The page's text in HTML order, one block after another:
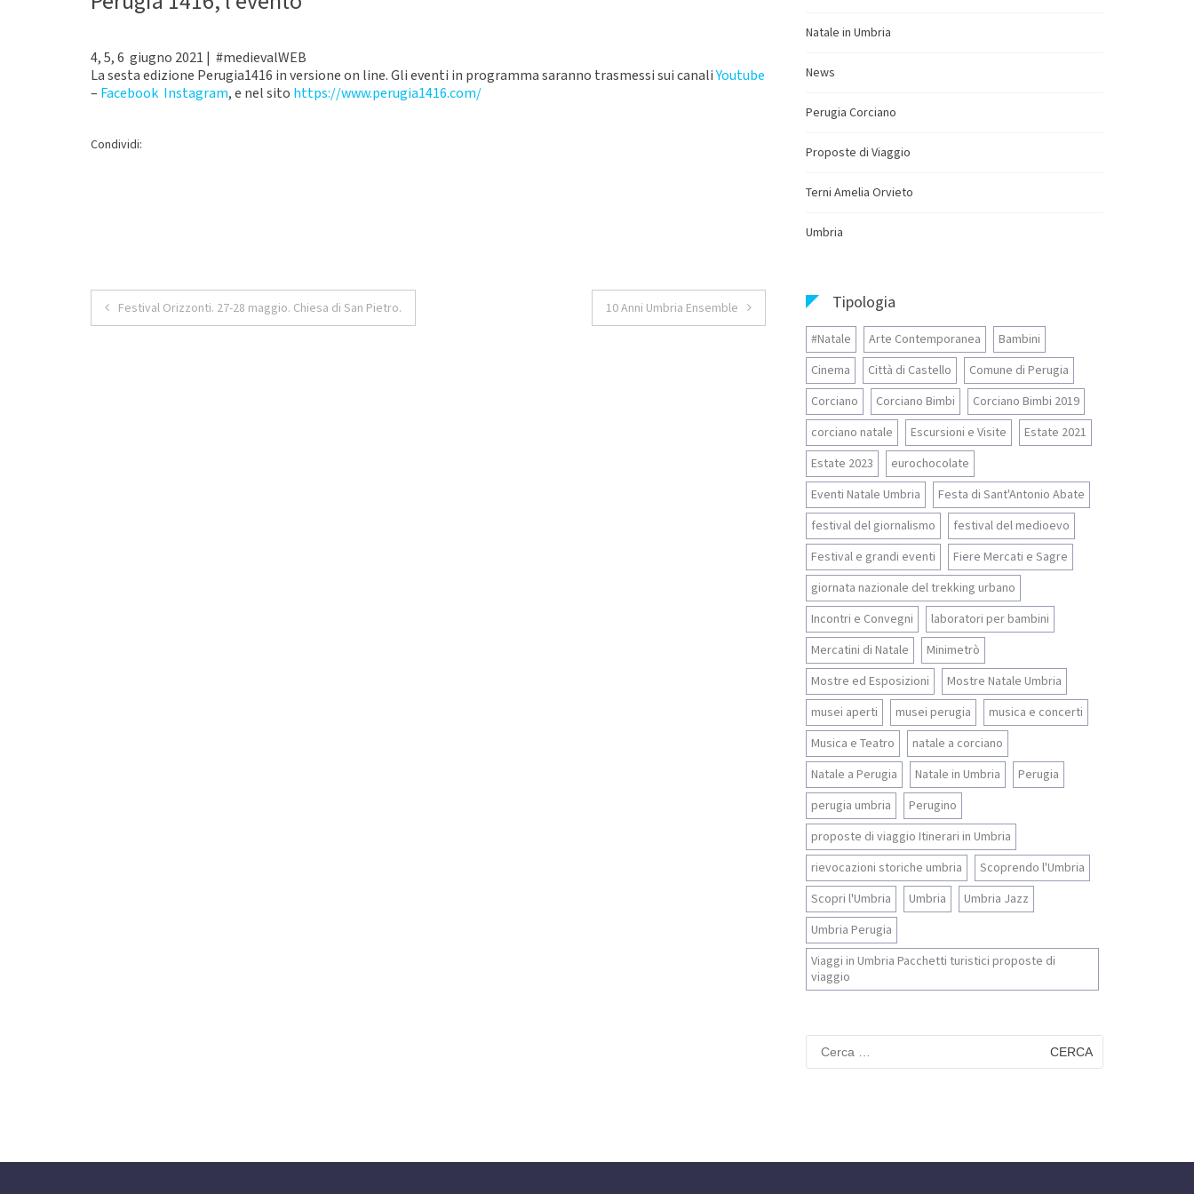
4, 5, 6 giugno 2021 | #medievalWEB
La sesta edizione Perugia1416 in versione on line. Gli eventi in programma saranno trasmessi sui canaliYoutube
– Facebook Instagram, e nel sito https://www.perugia1416.com/
Condividi:
Navigazione
Festival Orizzonti. 27-28 maggio. Chiesa di San Pietro. 10 Anni Umbria Ensemble
Natale in Umbria
News
Perugia Corciano
Proposte di Viaggio
Terni Amelia Orvieto
Umbria
Tipologia
#Natale Arte Contemporanea
Bambini
Cinema
Città di Castello
Comune di Perugia
Corciano
Corciano Bimbi
Corciano Bimbi 2019
corciano natale
Escursioni e Visite
Estate 2021
Estate 2023
eurochocolate
Eventi Natale Umbria
Festa di Sant'Antonio Abate
festival del giornalismo
festival del medioevo
Festival e grandi eventi
Fiere Mercati e Sagre
giornata nazionale del trekking urbano
Incontri e Convegni
laboratori per bambini
Mercatini di Natale
Minimetrò
Mostre ed Esposizioni
Mostre Natale Umbria
musei aperti
musei perugia
musica e concerti
Musica e Teatro
natale a corciano
Natale a Perugia
Natale in Umbria
Perugia
perugia umbria
Perugino
proposte di viaggio Itinerari in Umbria
rievocazioni storiche umbria
Scoprendo l'Umbria
Scopri l'Umbria
Umbria
Umbria Jazz
Umbria Perugia
Viaggi in Umbria Pacchetti turistici proposte di
viaggio
per: